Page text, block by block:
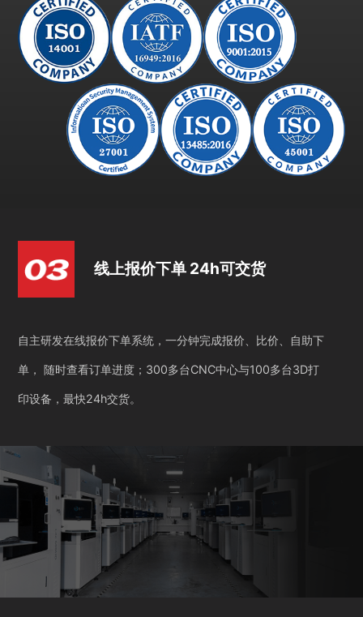
线上报价下单 24h可交货
自主研发在线报价下单系统，一分钟完成报价、比价、自助下
单， 随时查看订单进度；300多台CNC中心与100多台3D打
印设备，最快24h交货。